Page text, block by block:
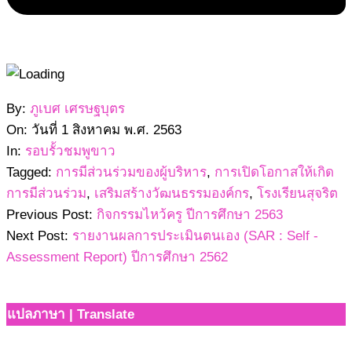
2563-
08-
01
By: ภูเบศ เศรษฐบุตร
On: วันที่ 1 สิงหาคม พ.ศ. 2563
In: รอบรั้วชมพูขาว
Tagged: การมีส่วนร่วมของผู้บริหาร, การเปิดโอกาสให้เกิด
การมีส่วนร่วม, เสริมสร้างวัฒนธรรมองค์กร, โรงเรียนสุจริต
Previous Post: กิจกรรมไหว้ครู ปีการศึกษา 2563
Next Post: รายงานผลการประเมินตนเอง (SAR : Self -
Assessment Report) ปีการศึกษา 2562
แปลภาษา | Translate